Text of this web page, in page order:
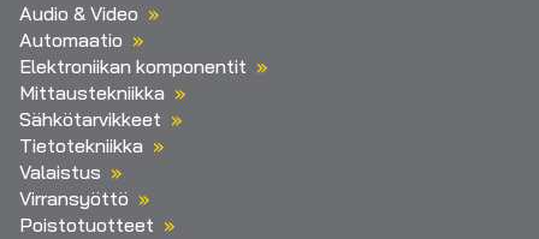
Audio & Video
Automaatio
Elektroniikan komponentit
Mittaustekniikka
Sähkötarvikkeet
Tietotekniikka
Valaistus
Virransyöttö
Poistotuotteet